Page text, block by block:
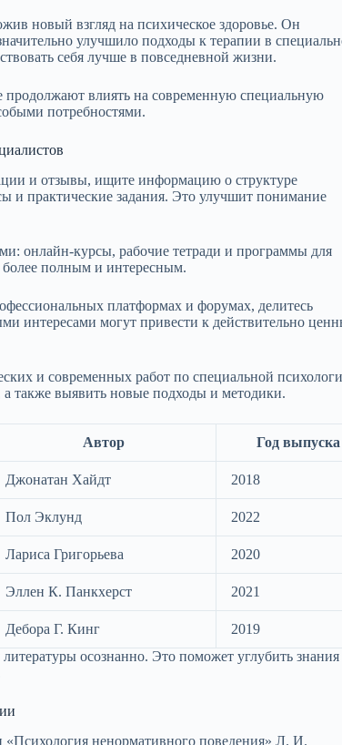
новый взгляд на психическое здоровье. Он
улучшило подходы к терапии в
себя лучше в повседневной жизни.
влиять на современную специальную
потребностями.
и отзывы, ищите информацию о структуре
и практические задания. Это улучшит понимание
онлайн-курсы, рабочие тетради и программы для
более полным и интересным.
платформах и форумах, делитесь
интересами могут привести к действительно
и современных работ по специальной
а также выявить новые подходы и методики.
Автор Год выпуска
Джонатан Хайдт 2018
Пол Эклунд 2022
Лариса Григорьева 2020
Эллен К. Панкхерст 2021
Дебора Г. Кинг
2019
осознанно. Это поможет углубить знания
ненормативного поведения» Л. И.